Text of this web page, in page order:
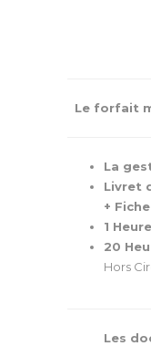
Le forfait
La
Livret
+
1
20
Hors
Les